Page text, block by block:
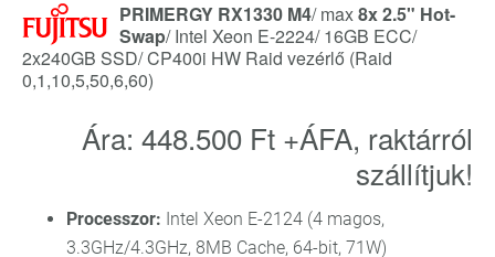
PRIMERGY RX1330 M4/ max8x 2.5" Hot-
Swap/ Intel Xeon E-2224/ 16GB ECC/
2x240GB SSD/ CP400i HW Raid vezérlő (Raid
0,1,10,5,50,6,60)
Ára: 448.500 Ft +ÁFA, raktárról
szállítjuk!
Processzor: Intel Xeon E-2124 (4 magos,
3.3GHz/4.3GHz, 8MB Cache, 64-bit, 71W)